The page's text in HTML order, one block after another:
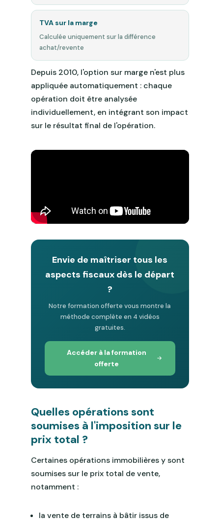
TVA sur la marge
Calculée uniquement sur la différence
achat/revente
Depuis 2010, l'option sur marge n'est plus
appliquée automatiquement : chaque
opération doit être analysée
individuellement, en intégrant son impact
sur le résultat final de l'opération.
Envie de maîtriser tous les
aspects fiscaux dès le départ
?
Notre formation offerte vous montre la
méthode complète en 4 vidéos
gratuites.
Accéder à la formation
offerte
Quelles opérations sont
soumises à l'imposition sur le
prix total ?
Certaines opérations immobilières y sont
soumises sur le prix total de vente,
notamment :
la vente de terrains à bâtir issus de